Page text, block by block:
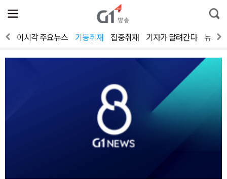
전
체
뉴
열
통
합
색
기 이시각 주요뉴스 기동취재 집중취재 기자가 달려간다 뉴스人